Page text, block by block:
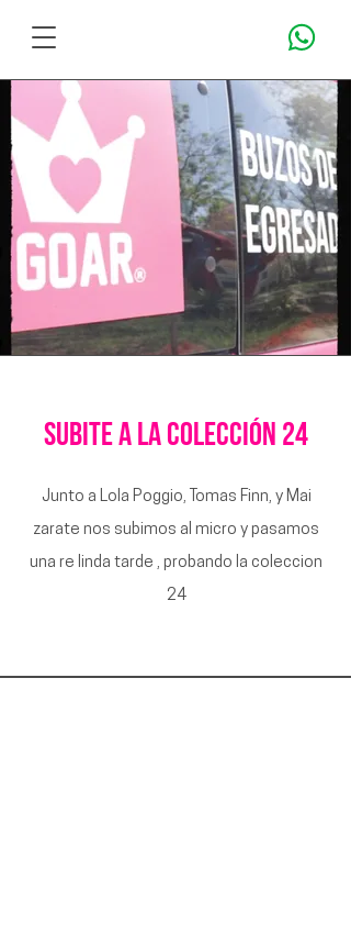
subite a la colección 24
Junto a Lola Poggio, Tomas Finn, y Mai
zarate nos subimos al micro y pasamos
una re linda tarde , probando la coleccion
24